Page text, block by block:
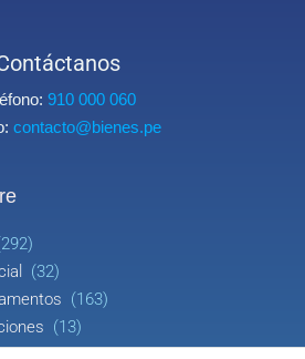
910 000 060
contacto@bienes.pe
(32)
(163)
(13)
(8)